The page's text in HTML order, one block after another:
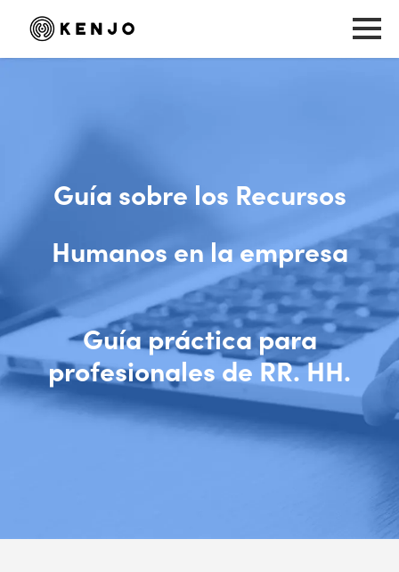
Guía sobre los Recursos
Humanos en la empresa
Guía práctica para
profesionales de RR. HH.